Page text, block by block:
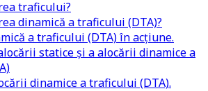
traficului?
dinamică a traficului (DTA)?
a traficului (DTA) în acțiune.
statice și a alocării dinamice a
dinamice a traficului (DTA).